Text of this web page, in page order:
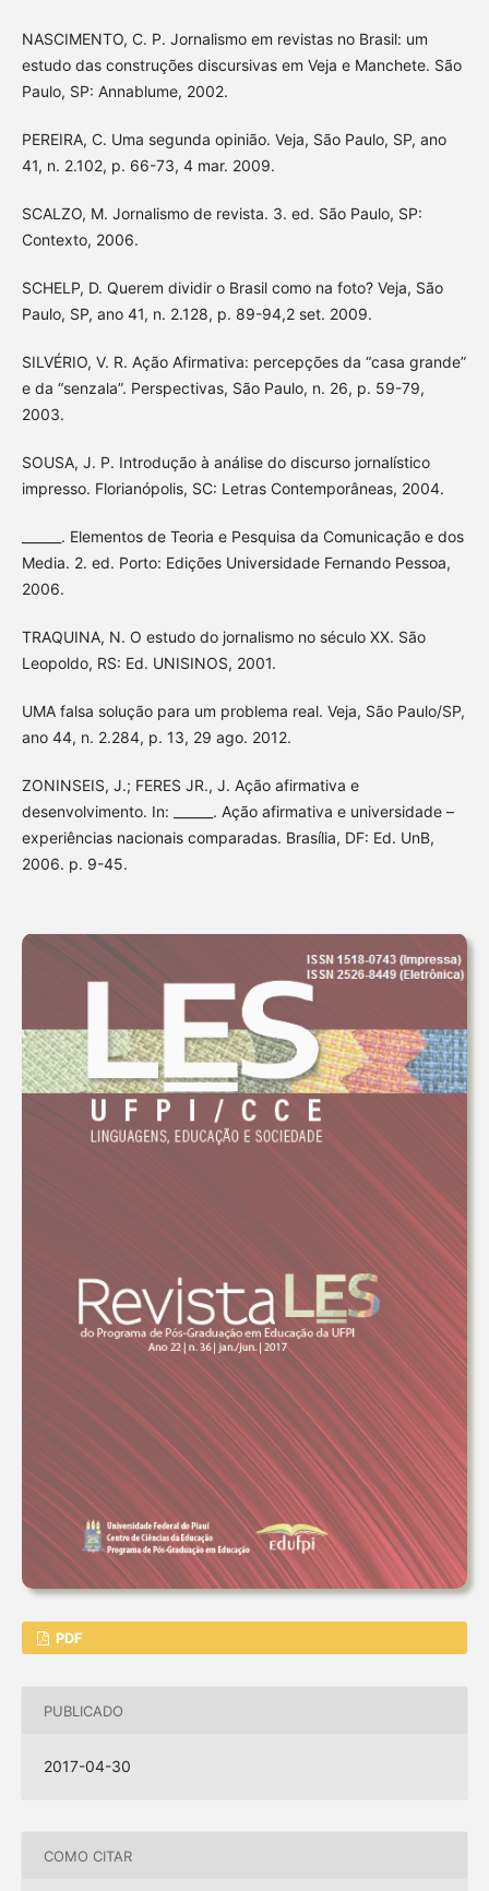
NASCIMENTO, C. P. Jornalismo em revistas no Brasil: um
estudo das construções discursivas em Veja e Manchete. São
Paulo, SP: Annablume, 2002.
PEREIRA, C. Uma segunda opinião. Veja, São Paulo, SP, ano
41, n. 2.102, p. 66-73, 4 mar. 2009.
SCALZO, M. Jornalismo de revista. 3. ed. São Paulo, SP:
Contexto, 2006.
SCHELP, D. Querem dividir o Brasil como na foto? Veja, São
Paulo, SP, ano 41, n. 2.128, p. 89-94,2 set. 2009.
SILVÉRIO, V. R. Ação Afirmativa: percepções da “casa grande”
e da “senzala”. Perspectivas, São Paulo, n. 26, p. 59-79,
2003.
SOUSA, J. P. Introdução à análise do discurso jornalístico
impresso. Florianópolis, SC: Letras Contemporâneas, 2004.
______. Elementos de Teoria e Pesquisa da Comunicação e dos
Media. 2. ed. Porto: Edições Universidade Fernando Pessoa,
2006.
TRAQUINA, N. O estudo do jornalismo no século XX. São
Leopoldo, RS: Ed. UNISINOS, 2001.
UMA falsa solução para um problema real. Veja, São Paulo/SP,
ano 44, n. 2.284, p. 13, 29 ago. 2012.
ZONINSEIS, J.; FERES JR., J. Ação afirmativa e
desenvolvimento. In: ______. Ação afirmativa e universidade –
experiências nacionais comparadas. Brasília, DF: Ed. UnB,
2006. p. 9-45.
PDF
PUBLICADO
2017-04-30
COMO CITAR